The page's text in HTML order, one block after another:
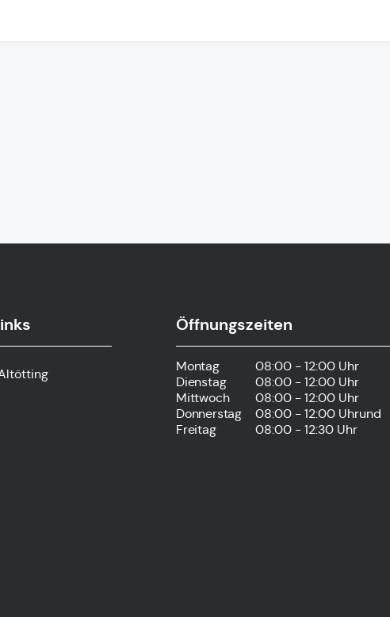
Öffnungszeiten
Montag
08:00 - 12:00 Uhr
Dienstag
08:00 - 12:00 Uhr
Mittwoch
08:00 - 12:00 Uhr
Donnerstag
08:00 - 12:00 Uhrund
Freitag
08:00 - 12:30 Uhr